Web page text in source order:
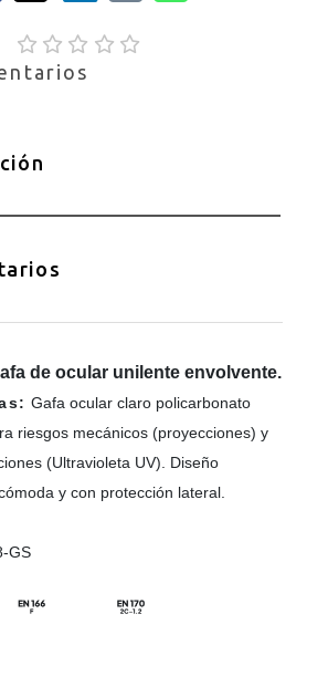
de ocular unilente envolvente.
Gafa ocular claro policarbonato
riesgos mecánicos (proyecciones) y
(Ultravioleta UV). Diseño
y con protección lateral.
GS